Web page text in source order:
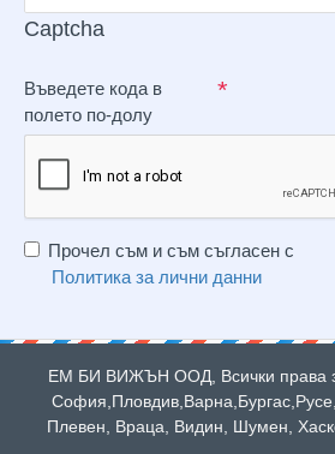
Captcha
Въведете кода в
полето по-долу
Прочел съм и съм съгласен с
Политика за лични данни
ЕМ БИ ВИЖЪН ООД, Всички права
Плевен, Враца, Видин, Шумен,